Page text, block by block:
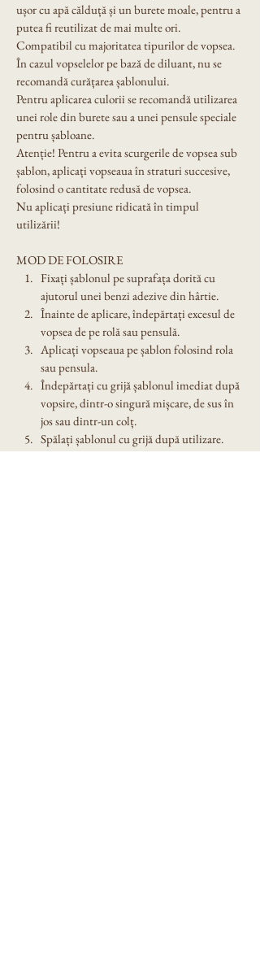
ușor cu apă călduță și un burete moale, pentru a
putea fi reutilizat de mai multe ori.
Compatibil cu majoritatea tipurilor de vopsea.
În cazul vopselelor pe bază de diluant, nu se
recomandă curățarea șablonului.
Pentru aplicarea culorii se recomandă utilizarea
unei role din burete sau a unei pensule speciale
pentru șabloane.
Atenție! Pentru a evita scurgerile de vopsea sub
șablon, aplicați vopseaua în straturi succesive,
folosind o cantitate redusă de vopsea.
Nu aplicați presiune ridicată în timpul
utilizării!
MOD DE FOLOSIRE
Fixați șablonul pe suprafața dorită cu
ajutorul unei benzi adezive din hârtie.
Înainte de aplicare, îndepărtați excesul de
vopsea de pe rolă sau pensulă.
Aplicați vopseaua pe șablon folosind rola
sau pensula.
Îndepărtați cu grijă șablonul imediat după
vopsire, dintr-o singură mișcare, de sus în
jos sau dintr-un colț.
Spălați șablonul cu grijă după utilizare.
Nu îl lăsați expus în soare!